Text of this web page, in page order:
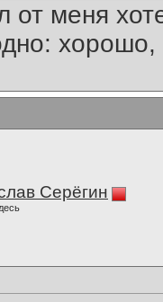
от меня
Серёгин